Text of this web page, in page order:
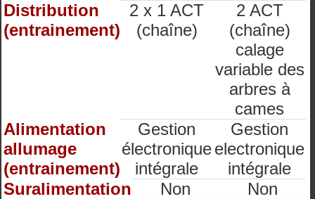
Distribution
(entrainement)
2 x 1 ACT
(chaîne)
2 ACT
(chaîne)
calage
variable des
arbres à
cames
Alimentation
allumage
(entrainement)
Gestion
électronique
intégrale
Gestion
electronique
intégrale
Suralimentation
Non
Non